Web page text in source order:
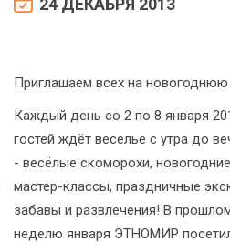
24 ДЕКАБРЯ 2013
Приглашаем всех на
Каждый день со 2 по 8 января
гостей ждёт веселье с утра до
- весёлые скоморохи,
мастер-классы, праздничные
забавы и развлечения! В
неделю января ЭТНОМИР